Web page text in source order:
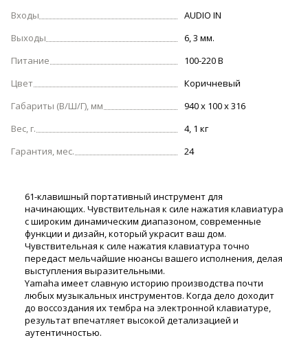
Входы
AUDIO IN
Выходы
6, 3 мм.
Питание
100-220 В
Цвет
Коричневый
Габариты (В/Ш/Г), мм
940 х 100 х 316
Вес, г.
4, 1 кг
Гарантия, мес.
24
61-клавишный портативный инструмент для
начинающих. Чувствительная к силе нажатия клавиатура
с широким динамическим диапазоном, современные
функции и дизайн, который украсит ваш дом.
Чувствительная к силе нажатия клавиатура точно
передаст мельчайшие нюансы вашего исполнения, делая
выступления выразительными.
Yamaha имеет славную историю производства почти
любых музыкальных инструментов. Когда дело доходит
до воссоздания их тембра на электронной клавиатуре,
результат впечатляет высокой детализацией и
аутентичностью.